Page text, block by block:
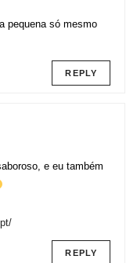
pequena só mesmo
REPLY
e eu também
REPLY